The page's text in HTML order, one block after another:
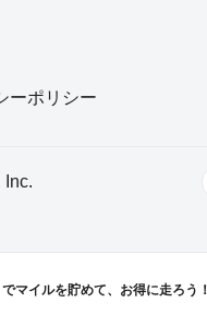
ーポリシー
Inc.
マイルを貯めて、お得に走ろう！